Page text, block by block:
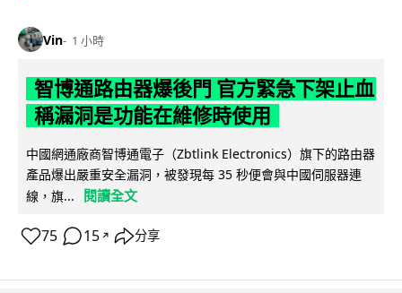
Vin 1 小時
智博通路由器爆後門 官方緊急下架止血
稱漏洞是功能在維修時使用
中國網通廠商智博通電子（Zbtlink Electronics）旗下的路由器
產品爆出嚴重安全漏洞，被發現每 35 秒便會與中國伺服器連
線，旗...
閱讀全文
75 15 ↗ 分享